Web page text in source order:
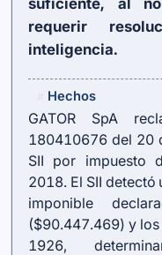
suficiente, al
requerir
inteligencia.
Hechos
GATOR SpA
180410676 del 20
SII por impuesto
2018. El SII detectó
imponible
($90.447.469) y
1926,